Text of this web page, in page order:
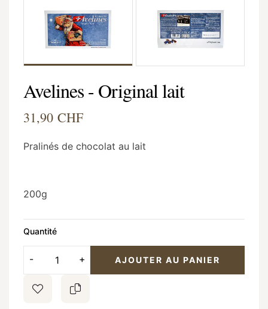
Avelines - Original lait
31,90 CHF
Pralinés de chocolat au lait
200g
Quantité
AJOUTER AU PANIER